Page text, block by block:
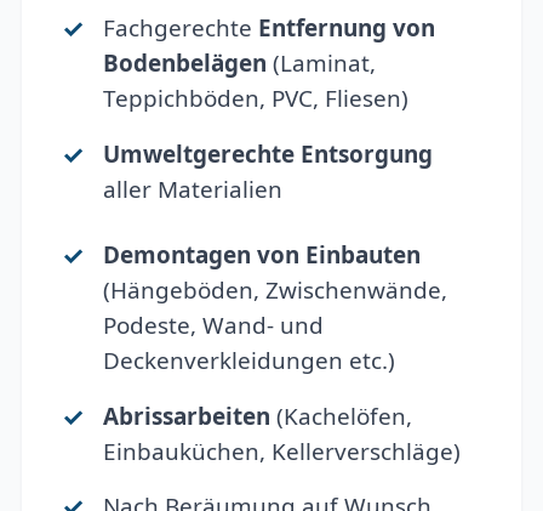
Fachgerechte Entfernung von
Bodenbelägen (Laminat,
Teppichböden, PVC, Fliesen)
Umweltgerechte Entsorgung
aller Materialien
Demontagen von Einbauten
(Hängeböden, Zwischenwände,
Podeste, Wand- und
Deckenverkleidungen etc.)
Abrissarbeiten (Kachelöfen,
Einbauküchen, Kellerverschläge)